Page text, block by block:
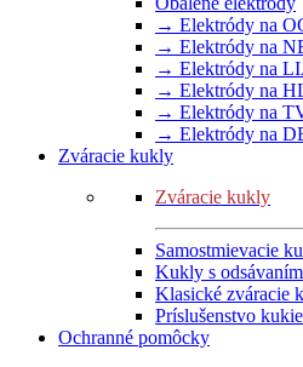
→ Elektródy na
→ Elektródy na
→ Elektródy na
→ Elektródy na
→ Elektródy na
→ Elektródy na
Zváracie kukly
Zváracie kukly
Samostmievacie
Kukly s odsávaním
Klasické zváracie
Príslušenstvo
Ochranné pomôcky